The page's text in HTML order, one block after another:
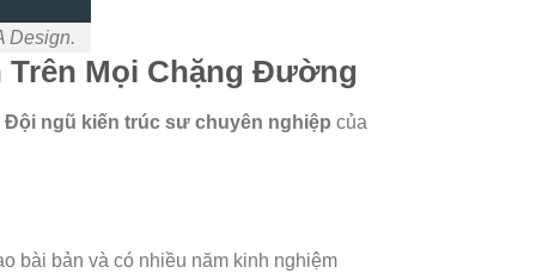
Design.
Trên Mọi Chặng Đường
Đội ngũ kiến trúc sư chuyên nghiệp của
bài bản và có nhiều năm kinh nghiệm